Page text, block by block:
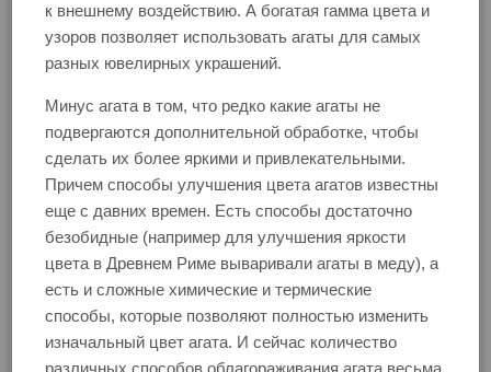
к внешнему воздействию. А богатая гамма цвета и
узоров позволяет использовать агаты для самых
разных ювелирных украшений.
Минус агата в том, что редко какие агаты не
подвергаются дополнительной обработке, чтобы
сделать их более яркими и привлекательными.
Причем способы улучшения цвета агатов известны
еще с давних времен. Есть способы достаточно
безобидные (например для улучшения яркости
цвета в Древнем Риме вываривали агаты в меду), а
есть и сложные химические и термические
способы, которые позволяют полностью изменить
изначальный цвет агата. И сейчас количество
различных способов облагораживания агата весьма